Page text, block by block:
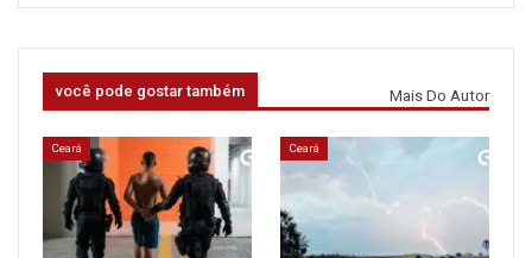
você pode gostar também Mais Do Autor
Ceará Ceará